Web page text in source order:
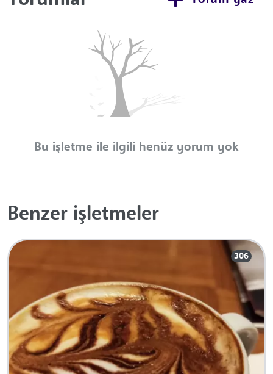
Bu işletme ile ilgili henüz yorum yok
Benzer işletmeler
306